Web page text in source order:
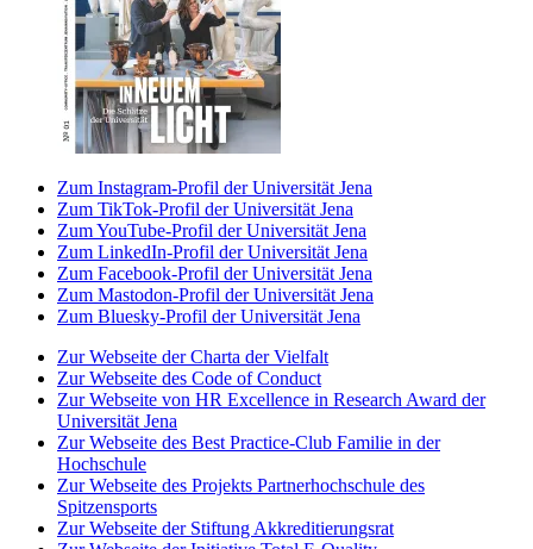
Zum Instagram-Profil der Universität Jena
Zum TikTok-Profil der Universität Jena
Zum YouTube-Profil der Universität Jena
Zum LinkedIn-Profil der Universität Jena
Zum Facebook-Profil der Universität Jena
Zum Mastodon-Profil der Universität Jena
Zum Bluesky-Profil der Universität Jena
Zur Webseite der Charta der Vielfalt
Zur Webseite des Code of Conduct
Zur Webseite von HR Excellence in Research Award der
Universität Jena
Zur Webseite des Best Practice-Club Familie in der
Hochschule
Zur Webseite des Projekts Partnerhochschule des
Spitzensports
Zur Webseite der Stiftung Akkreditierungsrat